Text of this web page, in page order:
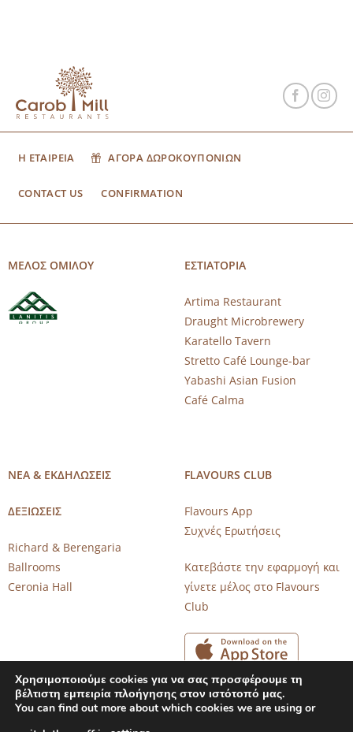
Η ΕΤΑΙΡΕΙΑ ΑΓΟΡΑ ΔΩΡΟΚΟΥΠΟΝΙΩΝ
CONTACT US CONFIRMATION
ΜΕΛΟΣ ΟΜΙΛΟΥ ΕΣΤΙΑΤΟΡΙΑ
Artima Restaurant
Draught Microbrewery
Karatello Tavern
Stretto Café Lounge-bar
Yabashi Asian Fusion
Café Calma
ΝΕΑ & ΕΚΔΗΛΩΣΕΙΣ
ΔΕΞΙΩΣΕΙΣ
Richard & Berengaria
Ballrooms
Ceronia Hall
FLAVOURS CLUB
Flavours App
Συχνές Ερωτήσεις
Κατεβάστε την εφαρμογή και
γίνετε μέλος στο Flavours
Club
Χρησιμοποιούμε cookies για να σας προσφέρουμε τη
βέλτιστη εμπειρία πλοήγησης στον ιστότοπό μας.
You can find out more about which cookies we are using or